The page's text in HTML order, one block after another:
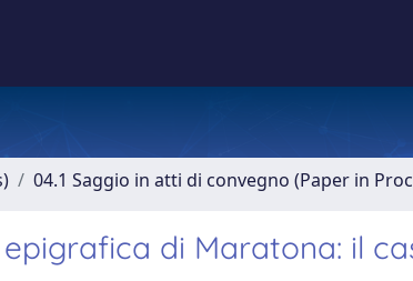
04.1 Saggio in atti di convegno (Paper in
di Maratona: il